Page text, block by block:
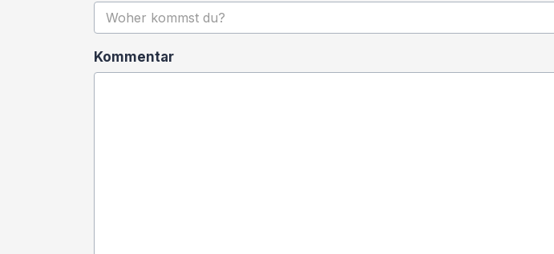
Kommentar